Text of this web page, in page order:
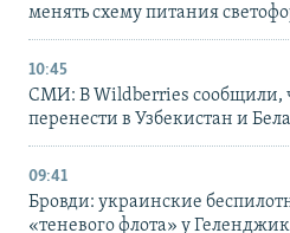
менять схему питания
10:45
СМИ: В Wildberries сообщили,
перенести в Узбекистан и
09:41
Бровди: украинские
«теневого флота» у